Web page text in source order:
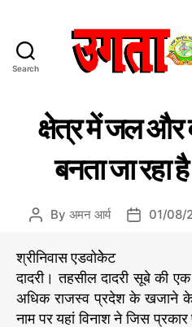
Search
ता
भा
र
त
हिं
दी
चा
र
प
e
s
की
य
क्षेत्र में जल और
बनता जा रहा
P
s
t
a
u
t
By अमन आर्य
P
d
a
t
01/08/
श्रीनिवास एडवोकेेट
दादरी। तहसील दादरी सूबे की
अधिक राजस्व प्रदेश के खजाने
नाम पर यहां विनाश ने जिस